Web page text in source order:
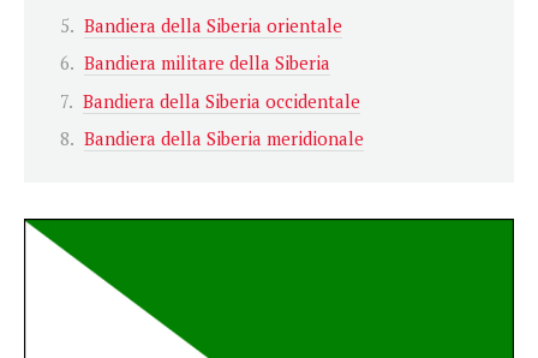
Bandiera della Siberia orientale
Bandiera militare della Siberia
Bandiera della Siberia occidentale
Bandiera della Siberia meridionale